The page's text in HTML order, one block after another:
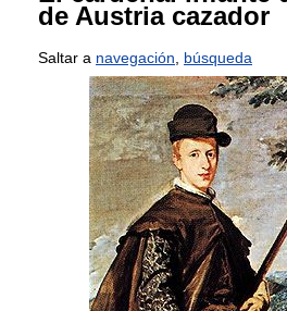
de Austria cazador
Saltar a navegación búsqueda